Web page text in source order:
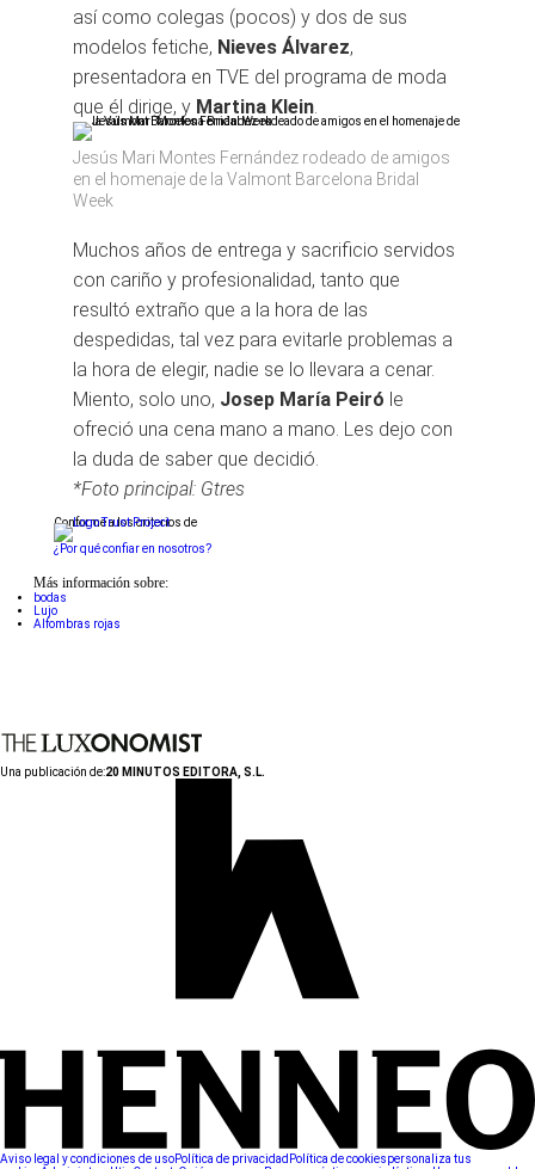
así como colegas (pocos) y dos de sus
modelos fetiche, Nieves Álvarez,
presentadora en TVE del programa de moda
que él dirige, y Martina Klein
Jesús Mari Montes Fernández rodeado de amigos
en el homenaje de la Valmont Barcelona Bridal
Week
Muchos años de entrega y sacrificio servidos
con cariño y profesionalidad, tanto que
resultó extraño que a la hora de las
despedidas, tal vez para evitarle problemas a
la hora de elegir, nadie se lo llevara a cenar.
Miento, solo uno, Josep María Peiró le
ofreció una cena mano a mano. Les dejo con
la duda de saber que decidió.
*Foto principal: Gtres
Conforme a los criterios de
¿Por qué confiar en nosotros?
Más información sobre:
bodas
Lujo
Alfombras rojas
Una publicación de:20 MINUTOS EDITORA, S.L.
Aviso legal y condiciones de usoPolítica de privacidad Política de cookiespersonaliza tus